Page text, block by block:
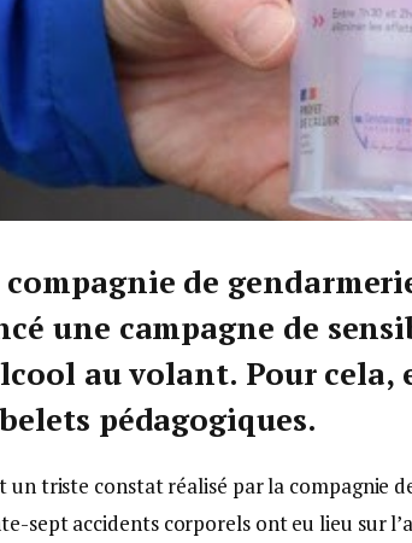
compagnie de
une campagne de
au volant. Pour
pédagogiques.
un triste constat réalisé par la compagnie
sept accidents corporels ont eu lieu sur